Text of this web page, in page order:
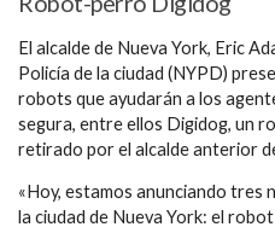
El alcalde de Nueva York, Eric
Policía de la ciudad (NYPD)
robots que ayudarán a los
segura, entre ellos Digidog, un
retirado por el alcalde anterior
«Hoy, estamos anunciando tres
la ciudad de Nueva York: el